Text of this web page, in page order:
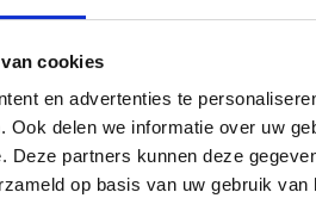
cookies
en advertenties te
Ook delen we informatie over uw
Deze partners kunnen deze
op basis van uw gebruik van
sich ideal für
und dichten Abschluss.
Antrieb. Die Schrauben
Zylinderkopf/Birnenkopf sind
verwendet werden. Für einen